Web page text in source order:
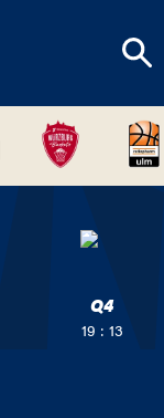
Q4
19 : 13